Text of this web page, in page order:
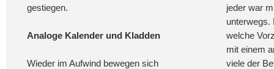
gestiegen.
Analoge Kalender und Kladden
Wieder im Aufwind bewegen sich
jeder war
unterwegs.
welche
mit einem
viele der